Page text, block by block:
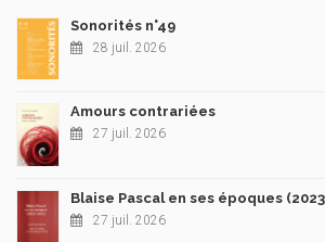
Sonorités n°49
28 juil. 2026
Amours contrariées
27 juil. 2026
Blaise Pascal en ses époques
27 juil. 2026